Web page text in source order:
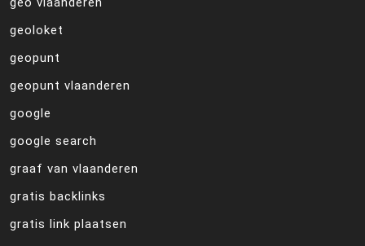
geoloket
geopunt
geopunt vlaanderen
google
google search
graaf van vlaanderen
gratis backlinks
gratis link plaatsen